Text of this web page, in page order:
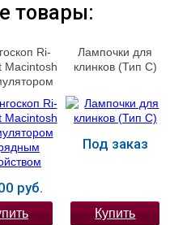
товары:
Ri-
Macintosh
руб.
Лампочки для
клинков (Тип С)
Под заказ
Купить